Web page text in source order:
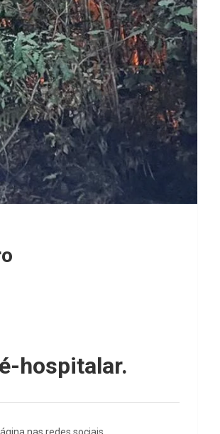
hospitalar.